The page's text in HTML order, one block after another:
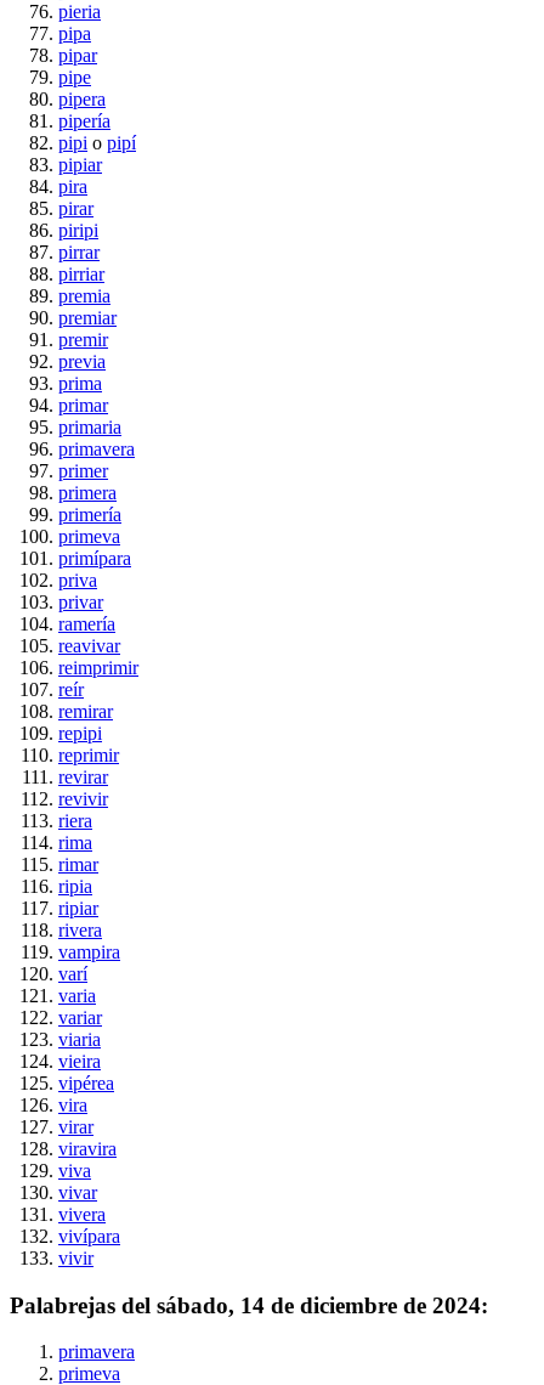
pieria
pipa
pipar
pipe
pipera
pipería
pipi o pipí
pipiar
pira
pirar
piripi
pirrar
pirriar
premia
premiar
premir
previa
prima
primar
primaria
primavera
primer
primera
primería
primeva
primípara
priva
privar
ramería
reavivar
reimprimir
reír
remirar
repipi
reprimir
revirar
revivir
riera
rima
rimar
ripia
ripiar
rivera
vampira
varí
varia
variar
viaria
vieira
vipérea
vira
virar
viravira
viva
vivar
vivera
vivípara
vivir
Palabrejas del sábado, 14 de diciembre de 2024:
primavera
primeva